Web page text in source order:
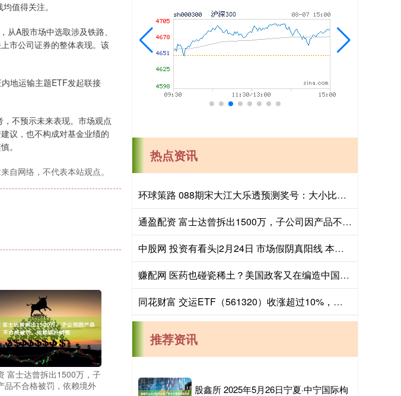
值得关注。
A股市场中选取涉及铁路、
市公司证券的整体表现。该
地运输主题ETF发起联接
不预示未来表现。市场观点
议，也不构成对基金业绩的
。
自网络，不代表本站观点。
富士达曾拆出1500万，子
品不合格被罚，依赖境外
热点资讯
环球策路 088期宋大江大乐透预测奖号：大小比分析
通盈配资 富士达曾拆出1500万，子公司因产品不合格被罚，依赖境外销售
中股网 投资有看头|2月24日 市场假阴真阳线 本周反弹能持续吗？
赚配网 医药也碰瓷稀土？美国政客又在编造中国威胁论
同花财富 交运ETF（561320）收涨超过10%，铁路货运及农村公路建设数据支撑行业韧性
推荐资讯
股鑫所 2025年5月26日宁夏·中宁国际枸